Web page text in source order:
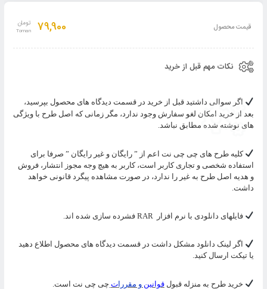
به
قیمت محصول 79,900 تومان
نکات مهم قبل از خرید
اگر سوالی داشتید قبل از خرید در قسمت دیدگاه های محصول بپرسید،
بعد از خرید امکان لغو سفارش وجود ندارد، مگر زمانی که اصل طرح با ویژگی
های نوشته شده مطابق نباشد.
کلیه طرح های چی چی نت اعم از ” رایگان و غیر رایگان ” صرفا برای
استفاده شخصی و تجاری کاربر است، کاربر به هیچ وجه مجوز انتشار، فروش
و هدیه اصل طرح به غیر را ندارد، در صورت مشاهده پیگرد قانونی خواهد
داشت.
فایلهای دانلودی با نرم افزار RARفشرده سازی شده اند.
اگر لینک دانلود مشکل داشت در قسمت دیدگاه های محصول اطلاع دهید
یا تیکت ارسال کنید.
خرید طرح به منزله قبول قوانینو مقررات چی چی نت است.